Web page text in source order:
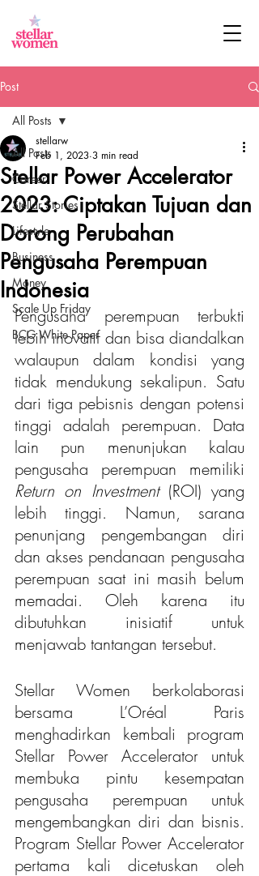
Post
All Posts
Career
Stellar Stories
Lifestyle
Business
Money
Scale Up Friday
BCG White Paper
All Posts
Stellar Power Accelerator
2023: Ciptakan Tujuan dan
Dorong Perubahan
Pengusaha Perempuan
Indonesia
stellarw
Feb 1, 2023 3 min read
Pengusaha perempuan terbukti
lebih inovatif dan bisa diandalkan
walaupun dalam kondisi yang
tidak mendukung sekalipun. Satu
dari tiga pebisnis dengan potensi
tinggi adalah perempuan. Data
lain pun menunjukan kalau
pengusaha perempuan memiliki
Return on Investment (ROI) yang
lebih tinggi. Namun, sarana
penunjang pengembangan diri
dan akses pendanaan pengusaha
perempuan saat ini masih belum
memadai. Oleh karena itu
dibutuhkan inisiatif untuk
menjawab tantangan tersebut.
Stellar Women berkolaborasi
bersama L’Oréal Paris
menghadirkan kembali program
Stellar Power Accelerator untuk
membuka pintu kesempatan
pengusaha perempuan untuk
mengembangkan diri dan bisnis.
Program Stellar Power Accelerator
pertama kali dicetuskan oleh